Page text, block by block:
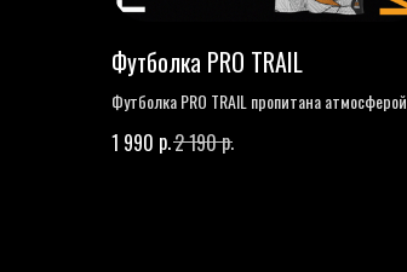
Футболка PRO TRAIL
Футболка PRO TRAIL пропитана атмосферой
вершин.
1 990 р.2 190р.